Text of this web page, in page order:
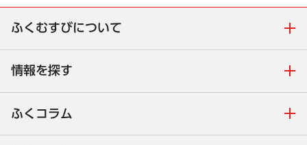
ふくむすびについて
情報を探す
ふくコラム